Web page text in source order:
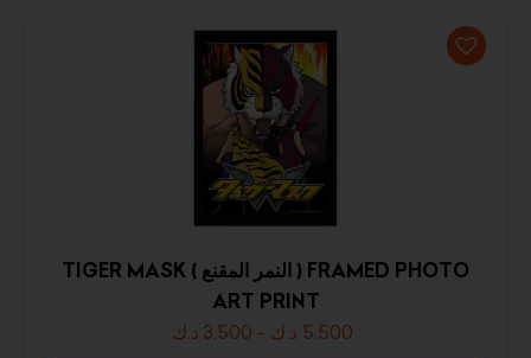
TIGER MASK ( النمر المقنع ) FRAMED PHOTO
ART PRINT
3.500 د.ك - 5.500 د.ك